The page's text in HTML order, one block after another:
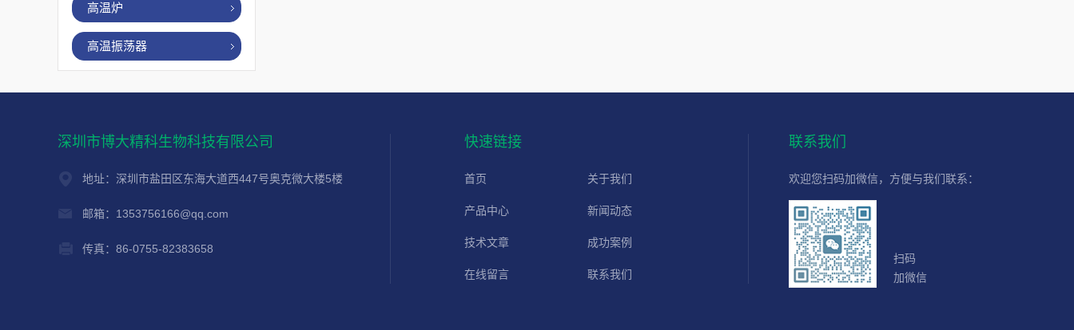
高温炉
高温振荡器
深圳市博大精科生物科技有限公司
地址：深圳市盐田区东海大道西447号奥克微大楼5楼
邮箱：1353756166@qq.com
传真：86-0755-82383658
快速链接
首页 关于我们
产品中心 新闻动态
技术文章 成功案例
在线留言 联系我们
联系我们
欢迎您扫码加微信，方便与我们联系：
扫码
加微信